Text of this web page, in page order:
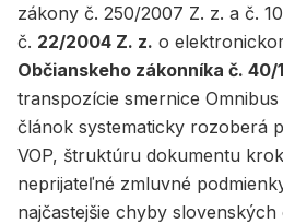
zákony č. 250/2007 Z. z. a č.
č. 22/2004 Z. z. o
Občianskeho zákonníka č. 40/
transpozície smernice Omnibus
článok systematicky rozoberá
VOP, štruktúru dokumentu
neprijateľné zmluvné
najčastejšie chyby